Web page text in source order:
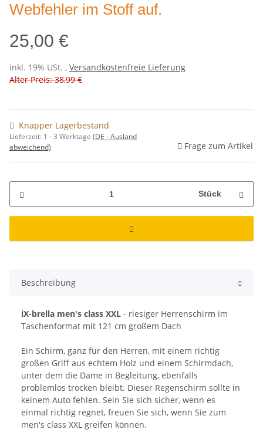
Webfehler im Stoff auf.
25,00 €
inkl. 19% USt. , Versandkostenfreie Lieferung
Alter Preis: 38,99 €
Knapper Lagerbestand
Lieferzeit: 1 - 3 Werktage (DE - Ausland
abweichend)
Frage zum Artikel
Stück
Beschreibung
iX-brella men's class XXL - riesiger Herrenschirm im
Taschenformat mit 121 cm großem Dach
Ein Schirm, ganz für den Herren, mit einem richtig
großen Griff aus echtem Holz und einem Schirmdach,
unter dem die Dame in Begleitung, ebenfalls
problemlos trocken bleibt. Dieser Regenschirm sollte in
keinem Auto fehlen. Sein Sie sich sicher, wenn es
einmal richtig regnet, freuen Sie sich, wenn Sie zum
men's class XXL greifen können.